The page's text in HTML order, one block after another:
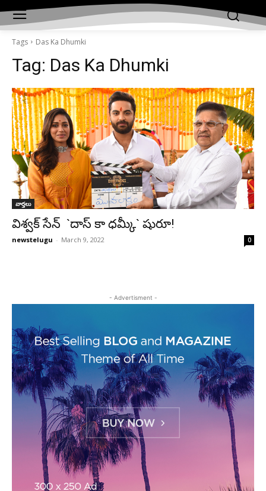
Tags Das Ka Dhumki
Tag: Das Ka Dhumki
వార్తలు
విశ్వక్ సేన్ `దాస్ కా ధమ్కీ` షురూ!
newstelugu - March 9, 2022 0
- Advertisment -